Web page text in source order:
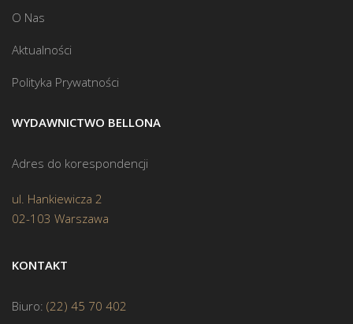
O Nas
Aktualności
Polityka Prywatności
WYDAWNICTWO BELLONA
Adres do korespondencji
ul. Hankiewicza 2
02-103 Warszawa
KONTAKT
Biuro: (22) 45 70 402